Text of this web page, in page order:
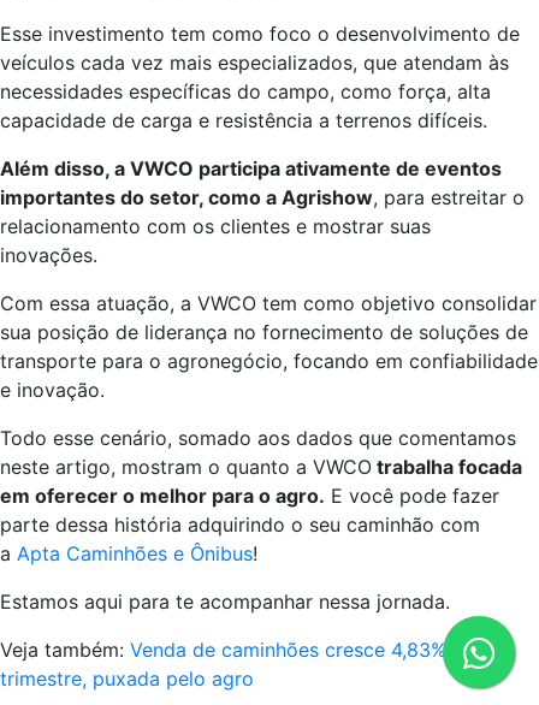
Esse investimento tem como foco o desenvolvimento de
veículos cada vez mais especializados, que atendam às
necessidades específicas do campo, como força, alta
capacidade de carga e resistência a terrenos difíceis.
Além disso, a VWCO participa ativamente de eventos
importantes do setor, como a Agrishow, para estreitar o
relacionamento com os clientes e mostrar suas
inovações.
Com essa atuação, a VWCO tem como objetivo consolidar
sua posição de liderança no fornecimento de soluções de
transporte para o agronegócio, focando em confiabilidade
e inovação.
Todo esse cenário, somado aos dados que comentamos
neste artigo, mostram o quanto a VWCO trabalha focada
em oferecer o melhor para o agro. E você pode fazer
parte dessa história adquirindo o seu caminhão com
a Apta Caminhões e Ônibus!
Estamos aqui para te acompanhar nessa jornada.
Veja também: Venda de caminhões cresce 4,83% no 1º
trimestre, puxada pelo agro